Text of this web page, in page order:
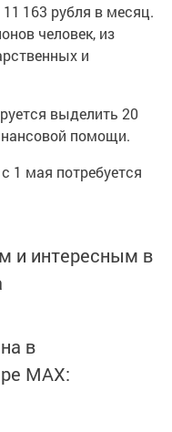
163 рубля в месяц.
человек, из
и
выделить 20
помощи.
1 мая потребуется
и интересным в
в
MАХ: